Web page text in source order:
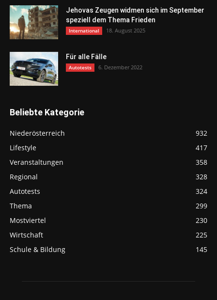
Jehovas Zeugen widmen sich im September
speziell dem Thema Frieden
International 18. August 2025
Für alle Fälle
Autotests 6. Dezember 2022
Beliebte Kategorie
Niederösterreich
932
Lifestyle
417
Veranstaltungen
358
Regional
328
Autotests
324
Thema
299
Mostviertel
230
Wirtschaft
225
Schule & Bildung
145